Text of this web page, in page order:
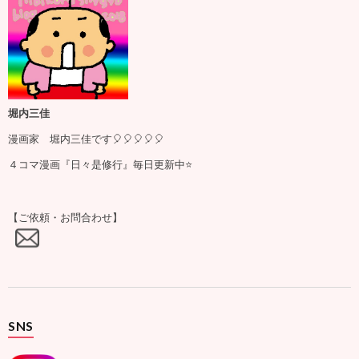
堀内三佳
漫画家 堀内三佳です🎈🎈🎈🎈🎈
４コマ漫画『日々是修行』毎日更新中⭐️
【ご依頼・お問合わせ】
SNS